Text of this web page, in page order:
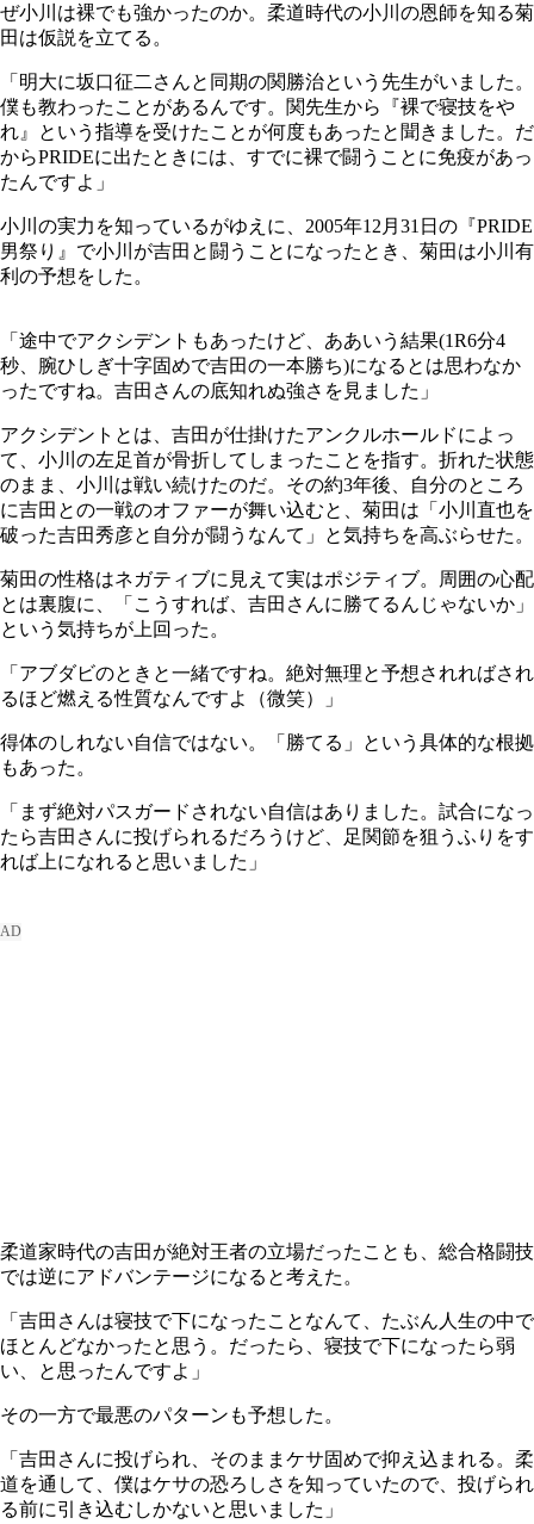
ぜ小川は裸でも強かったのか。柔道時代の小川の恩師を知る菊
田は仮説を立てる。
「明大に坂口征二さんと同期の関勝治という先生がいました。
僕も教わったことがあるんです。関先生から『裸で寝技をや
れ』という指導を受けたことが何度もあったと聞きました。だ
からPRIDEに出たときには、すでに裸で闘うことに免疫があっ
たんですよ」
小川の実力を知っているがゆえに、2005年12月31日の『PRIDE
男祭り』で小川が吉田と闘うことになったとき、菊田は小川有
利の予想をした。
「途中でアクシデントもあったけど、ああいう結果(1R6分4
秒、腕ひしぎ十字固めで吉田の一本勝ち)になるとは思わなか
ったですね。吉田さんの底知れぬ強さを見ました」
アクシデントとは、吉田が仕掛けたアンクルホールドによっ
て、小川の左足首が骨折してしまったことを指す。折れた状態
のまま、小川は戦い続けたのだ。その約3年後、自分のところ
に吉田との一戦のオファーが舞い込むと、菊田は「小川直也を
破った吉田秀彦と自分が闘うなんて」と気持ちを高ぶらせた。
菊田の性格はネガティブに見えて実はポジティブ。周囲の心配
とは裏腹に、「こうすれば、吉田さんに勝てるんじゃないか」
という気持ちが上回った。
「アブダビのときと一緒ですね。絶対無理と予想されればされ
るほど燃える性質なんですよ（微笑）」
得体のしれない自信ではない。「勝てる」という具体的な根拠
もあった。
「まず絶対パスガードされない自信はありました。試合になっ
たら吉田さんに投げられるだろうけど、足関節を狙うふりをす
れば上になれると思いました」
柔道家時代の吉田が絶対王者の立場だったことも、総合格闘技
では逆にアドバンテージになると考えた。
「吉田さんは寝技で下になったことなんて、たぶん人生の中で
ほとんどなかったと思う。だったら、寝技で下になったら弱
い、と思ったんですよ」
その一方で最悪のパターンも予想した。
「吉田さんに投げられ、そのままケサ固めで抑え込まれる。柔
道を通して、僕はケサの恐ろしさを知っていたので、投げられ
る前に引き込むしかないと思いました」